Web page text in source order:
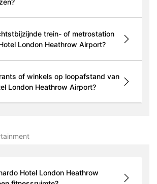
trein- of metrostation
London Heathrow Airport?
of winkels op loopafstand van
London Heathrow Airport?
Hotel London Heathrow